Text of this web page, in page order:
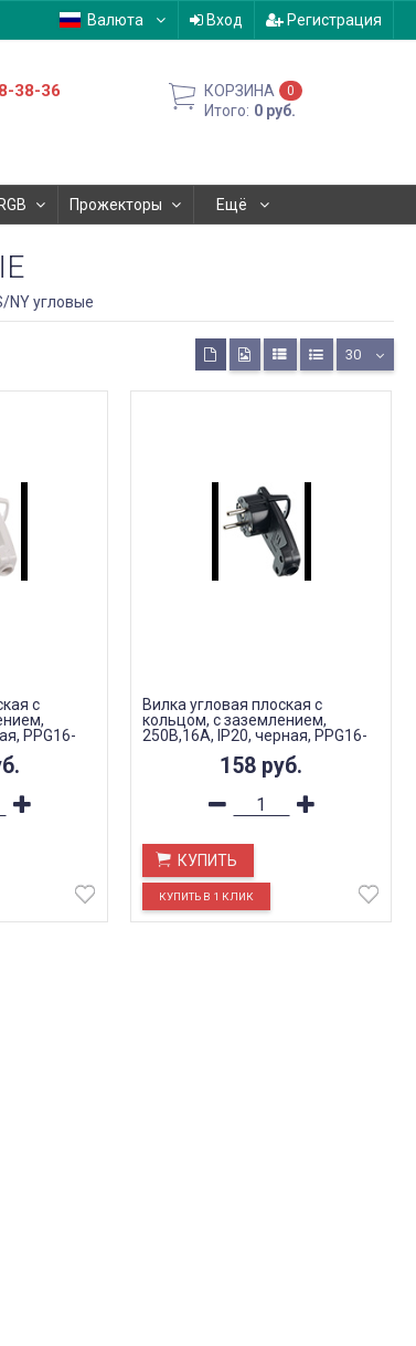
Валюта Вход Регистрация
38-36 КОРЗИНА 0
Итого: 0 руб.
Прожекторы Ещё
NY угловые
30
с
PPG16-
Вилка угловая плоская с
кольцом, с заземлением,
250В,16A, IP20, черная, PPG16-
158 руб.
КУПИТЬ